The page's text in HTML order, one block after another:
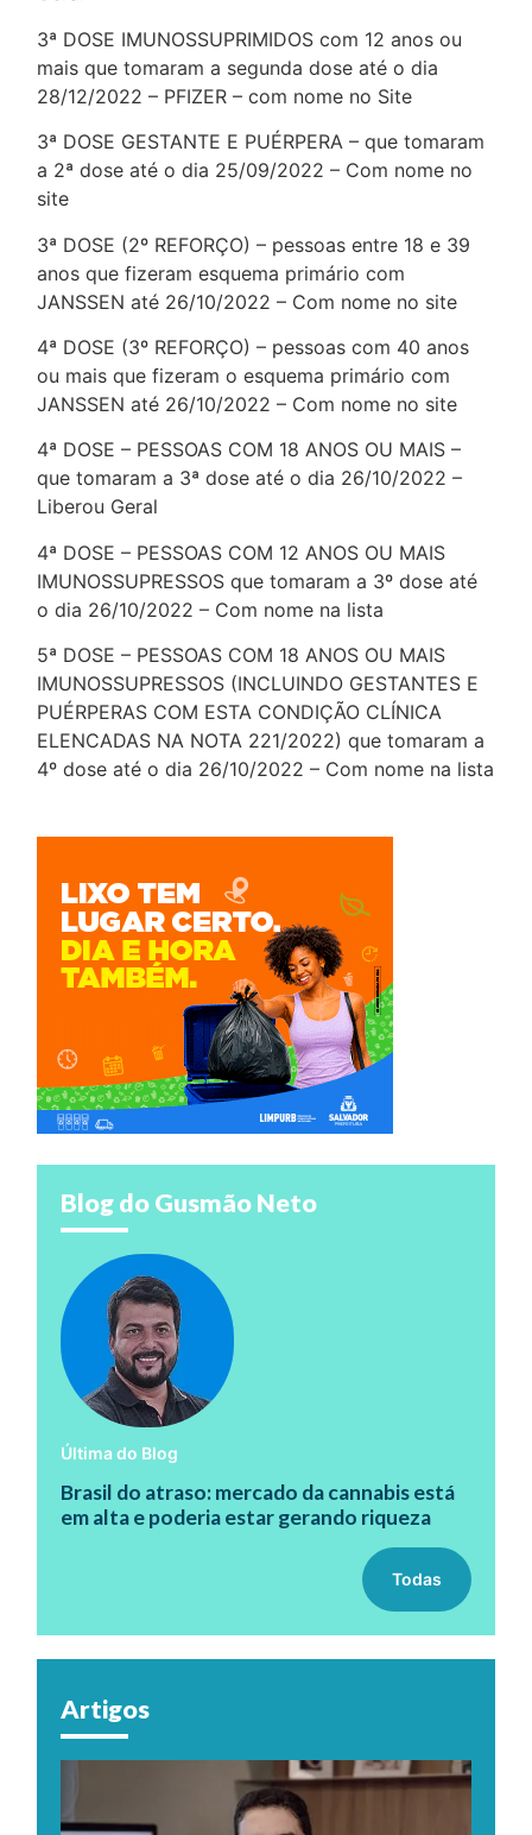
3ª DOSE IMUNOSSUPRIMIDOS com 12 anos ou
mais que tomaram a segunda dose até o dia
28/12/2022 – PFIZER – com nome no Site
3ª DOSE GESTANTE E PUÉRPERA – que tomaram
a 2ª dose até o dia 25/09/2022 – Com nome no
site
3ª DOSE (2º REFORÇO) – pessoas entre 18 e 39
anos que fizeram esquema primário com
JANSSEN até 26/10/2022 – Com nome no site
4ª DOSE (3º REFORÇO) – pessoas com 40 anos
ou mais que fizeram o esquema primário com
JANSSEN até 26/10/2022 – Com nome no site
4ª DOSE – PESSOAS COM 18 ANOS OU MAIS –
que tomaram a 3ª dose até o dia 26/10/2022 –
Liberou Geral
4ª DOSE – PESSOAS COM 12 ANOS OU MAIS
IMUNOSSUPRESSOS que tomaram a 3º dose até
o dia 26/10/2022 – Com nome na lista
5ª DOSE – PESSOAS COM 18 ANOS OU MAIS
IMUNOSSUPRESSOS (INCLUINDO GESTANTES E
PUÉRPERAS COM ESTA CONDIÇÃO CLÍNICA
ELENCADAS NA NOTA 221/2022) que tomaram a
4º dose até o dia 26/10/2022 – Com nome na lista
Blog do Gusmão Neto
Última do Blog
Brasil do atraso: mercado da cannabis está
em alta e poderia estar gerando riqueza
Todas
Artigos